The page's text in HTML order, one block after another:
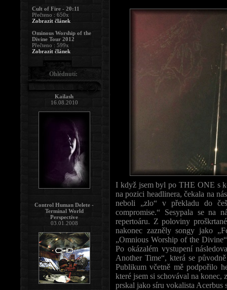
I když jsem byl po THE ONE s
na pozici headlinera, čekala na
neboli „zlo“ v překladu do
compromise.“ Sesypala se na
repertoáru. Z poloviny
nakonec zazněly songy jako
„Omnious Worship of the
Po okázalém vystupení
Another Time“, která se
Publikum včetně mě podpořilo
které jsem si schovával na
prskal jako síru vokalista Acerbus
Cult of Fire - 20:11
Přečteno : 650x
Zobrazit článek
Ominous Worship of the
Divine Tour 2012
Přečteno : 599x
Zobrazit článek
Ohlédnutí:
Kailash
16.08.2010
Control Human Delete -
Terminal World
Perspective
03.01.2008